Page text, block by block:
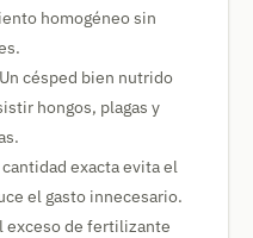
homogéneo sin
Un césped bien nutrido
hongos, plagas y
exacta evita el
el gasto innecesario.
exceso de fertilizante